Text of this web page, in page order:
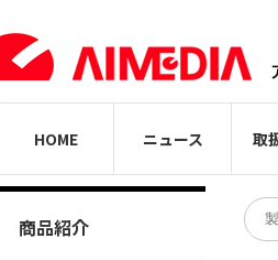
HOME ニュース 取
商品紹介